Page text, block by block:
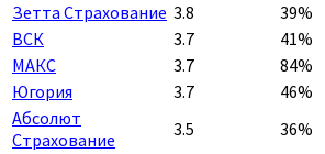
Зетта Страхование 3.8 39%
ВСК
3.7 41%
МАКС
3.7 84%
Югория
3.7 46%
Абсолют
Страхование
3.5 36%